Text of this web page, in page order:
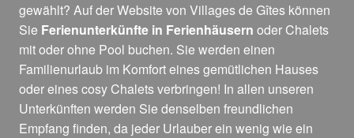
gewählt? Auf der Website von Villages de Gîtes können
Sie Ferienunterkünfte in Ferienhäusern oder Chalets
mit oder ohne Pool buchen. Sie werden einen
Familienurlaub im Komfort eines gemütlichen Hauses
oder eines cosy Chalets verbringen! In allen unseren
Unterkünften werden Sie denselben freundlichen
Empfang finden, da jeder Urlauber ein wenig wie ein